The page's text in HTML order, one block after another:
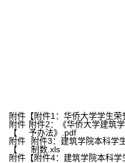
附件【附件1：华侨大学学生
附件
【
附件2：《华侨大学建筑
予办法》.pdf
附件
【
附件3：建筑学院本科学
制数.xls
附件【附件4：建筑学院本科